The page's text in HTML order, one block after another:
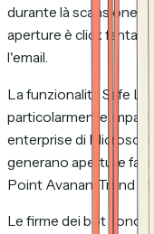
durante là scansione
aperture è click
l'email.
La funzionalità Safe
particolarmente
enterprise di
generano aperture
Point Avanan, Trend
Le firme dei bot sono